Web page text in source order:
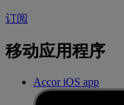
订阅
移动应用程序
Accor iOS app